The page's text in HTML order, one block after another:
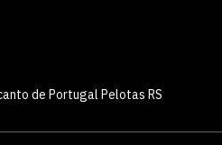
de Portugal Pelotas RS